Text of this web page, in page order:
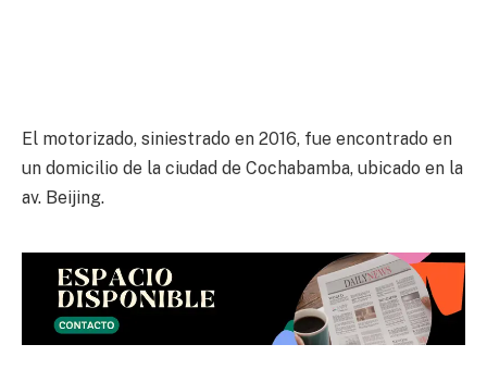
El motorizado, siniestrado en 2016, fue encontrado en
un domicilio de la ciudad de Cochabamba, ubicado en la
av. Beijing.